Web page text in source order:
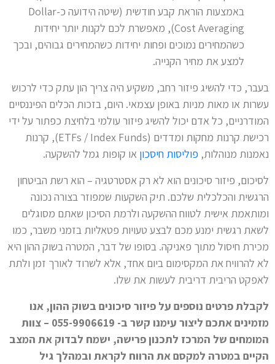
באמצעות הוראת קבע חודשית (שיטה הידועה כ-Dollar
Cost Averaging), מאפשרת לכם לקנות יותר יחידות
כשהמחירים נמוכים ופחות יחידות כשהמחירים גבוהים, ובכך
למצע את מחיר הקנייה.
בעבר, כדי להשיג פיזור רחב, משקיע היה צריך הון עתק כדי לרכוש
עשרות או מאות מניות באופן עצמאי. היום, בזכות הכלים הפיננסיים
המודרניים, כל אדם יכול להשיג פיזור עולמי בלחיצת כפתור על ידי
רכישת קרנות מחקות ומדדים (ETFs / Index Funds), קרנות
נאמנות מנוהלות, פוליסות חיסכון או קופות גמל להשקעה.
לסיכום, פיזור סיכונים הוא לא רק אסטרטגיה – הוא רשת הביטחון
הרגשית והכלכלית שלכם. תיק השקעות שמפוזר בצורה נכונה
ומותאמת אישית לטווח ההשקעה ולרמת הסיכון שאתם מסוגלים
לשאת רגשית ימנע מכם לבצע טעויות פטאליות בזמני משבר, כמו
מכירת חיסול מתוך פאניקה. בסופו של דבר, המטרה בשוק ההון היא
לא להרוויח את המקסימום ביום אחד, אלא לשרוד לאורך זמן ולתת
לאפקט הריבית דריבית לעשות את שלו.
לקבלת פרטים נוספים על פיזור סיכונים בשוק ההון, אנו
מזמינים אתכם ליצור עימנו קשר ב- 055-9906619 – צוות
המומחים של המרכז לתכנון פרישה, ישמח לבדוק את המצב
הקיים במטרה למקסם את הרווח לקראת ובמהלך גיל